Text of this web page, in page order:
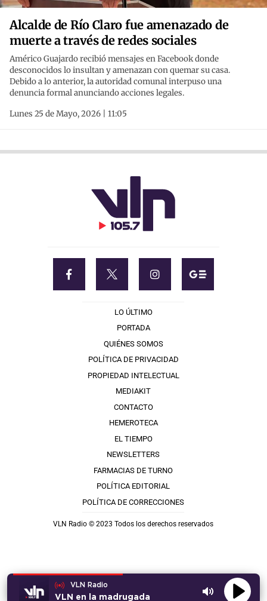
Alcalde de Río Claro fue amenazado de
muerte a través de redes sociales
Américo Guajardo recibió mensajes en Facebook donde
desconocidos lo insultan y amenazan con quemar su casa.
Debido a lo anterior, la autoridad comunal interpuso una
denuncia formal anunciando acciones legales.
Lunes 25 de Mayo, 2026 | 11:05
VLN Radio
VLN en la madrugada
LO ÚLTIMO
PORTADA
QUIÉNES SOMOS
POLÍTICA DE PRIVACIDAD
PROPIEDAD INTELECTUAL
MEDIAKIT
CONTACTO
HEMEROTECA
EL TIEMPO
NEWSLETTERS
FARMACIAS DE TURNO
POLÍTICA EDITORIAL
POLÍTICA DE CORRECCIONES
VLN Radio © 2023 Todos los derechos reservados